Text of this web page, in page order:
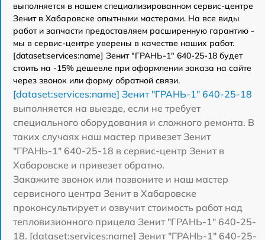
выполняется в нашем специализированном сервис-центре
Зенит в Хабаровске опытными мастерами. На все виды
работ и запчасти предоставляем расширенную гарантию -
мы в сервис-центре уверены в качестве наших работ.
[dataset:services:name] Зенит "ГРАНЬ-1" 640-25-18 будет
стоить на -15% дешевле при оформлении заказа на сайте
через звонок или форму обратной связи.
[dataset:services:name] Зенит "ГРАНЬ-1" 640-25-18
выполняется на выезде, если не требует
специального оборудования и сложного ремонта. В
таких случаях наш мастер привезет Зенит
"ГРАНЬ-1" 640-25-18 в сервис-центр Зенит в
Хабаровске и привезет обратно.
Закажите звонок или позвоните и наш мастер
сервисного центра Зенит в Хабаровске
проконсультирует и озвучит стоимость работ над
тепловизионного прицела Зенит "ГРАНЬ-1" 640-25-
18. [dataset:services:name] Зенит "ГРАНЬ-1" 640-25-